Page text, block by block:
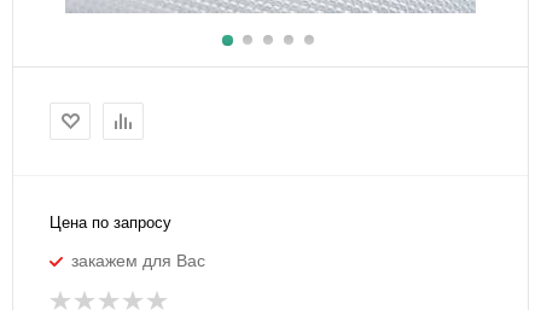
Цена по запросу
закажем для Вас